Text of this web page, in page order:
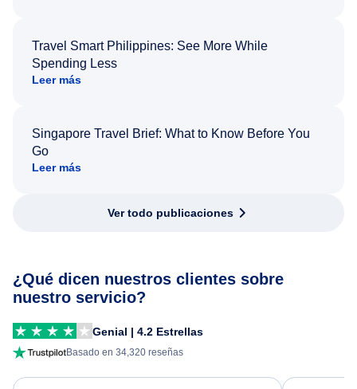
Travel Smart Philippines: See More While
Spending Less
Leer más
Singapore Travel Brief: What to Know Before You
Go
Leer más
Ver todo publicaciones
¿Qué dicen nuestros clientes sobre
nuestro servicio?
Genial | 4.2 Estrellas
Basado en 34,320 reseñas